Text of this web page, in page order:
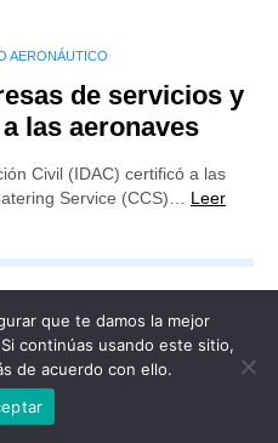
AERONÁUTICO
de servicios y
las aeronaves
Civil (IDAC) certificó a las
Service (CCS)… Leer
que te damos la mejor
continúas usando este sitio,
de acuerdo con ello.
Contacto
los derechos reservados